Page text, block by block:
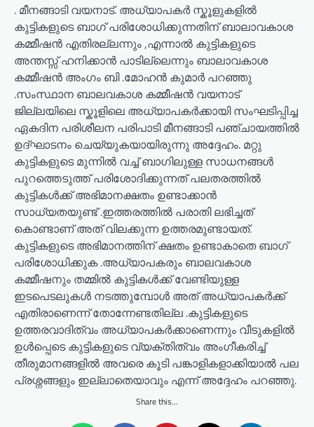
. മീനങ്ങാടി വയനാട്. അധ്യാപകർ സ്കൂളുകളിൽ
കുട്ടികളുടെ ബാഗ് പരിശോധിക്കുന്നതിന് ബാലാവകാശ
കമ്മീഷൻ എതിരല്ലന്നും ,എന്നാൽ കുട്ടികളുടെ
അന്തസ്സ് ഹനിക്കാൻ പാടില്ലെന്നും ബാലാവകാശ
കമ്മീഷൻ അംഗം ബി .മോഹൻ കുമാർ പറഞ്ഞു
.സംസ്ഥാന ബാലവകാശ കമ്മീഷൻ വയനാട്
ജില്ലയിലെ സ്കൂളിലെ അധ്യാപകർക്കായി സംഘടിപ്പിച്ച
ഏകദിന പരിശീലന പരിപാടി മീനങ്ങാടി പഞ്ചായത്തിൽ
ഉദ്ഘാടനം ചെയ്യുകയായിരുന്നു അദ്ദേഹം. മറ്റു
കുട്ടികളുടെ മുന്നിൽ വച്ച് ബാഗിലുള്ള സാധനങ്ങൾ
പുറത്തെടുത്ത് പരിശോദിക്കുന്നത് പലതരത്തിൽ
കുട്ടികൾക്ക് അഭിമാനക്ഷതം ഉണ്ടാക്കാൻ
സാധ്യതയുണ്ട് .ഇത്തരത്തിൽ പരാതി ലഭിച്ചത്
കൊണ്ടാണ് അത് വിലക്കുന്ന ഉത്തരമുണ്ടായത്.
കുട്ടികളുടെ അഭിമാനത്തിന് ക്ഷതം ഉണ്ടാകാതെ ബാഗ്
പരിശോധിക്കുക .അധ്യാപകരും ബാലവകാശ
കമ്മീഷനും തമ്മിൽ കുട്ടികൾക്ക് വേണ്ടിയുള്ള
ഇടപെടലുകൾ നടത്തുമ്പോൾ അത് അധ്യാപകർക്ക്
എതിരാണെന്ന് തോന്നേണ്ടതില്ല .കുട്ടികളുടെ
ഉത്തരവാദിത്വം അധ്യാപകർക്കാണെന്നും വീടുകളിൽ
ഉൾപ്പെടെ കുട്ടികളുടെ വ്യക്തിത്വം അംഗീകരിച്ച്
തീരുമാനങ്ങളിൽ അവരെ കൂടി പങ്കാളികളാക്കിയാൽ പല
പ്രശ്നങ്ങളും ഇല്ലാതെയാവും എന്ന് അദ്ദേഹം പറഞ്ഞു.
Share this...